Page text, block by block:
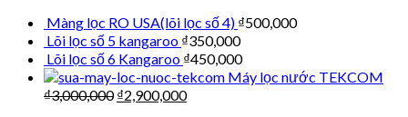
Màng lọc RO USA(lõi lọc số 4) ₫500,000
Lõi lọc số 5 kangaroo ₫350,000
Lõi lọc số 6 Kangaroo ₫450,000
Máy lọc nước TEKCOM
₫3,000,000 ₫2,900,000